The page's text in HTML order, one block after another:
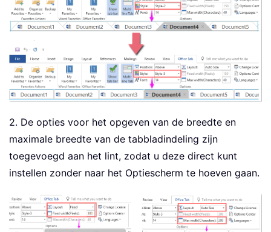
2. De opties voor het opgeven van de breedte en
maximale breedte van de tabbladindeling zijn
toegevoegd aan het lint, zodat u deze direct kunt
instellen zonder naar het Optiescherm te hoeven gaan.